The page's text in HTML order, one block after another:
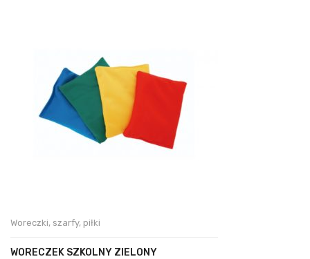
Woreczki, szarfy, piłki
WORECZEK SZKOLNY ZIELONY